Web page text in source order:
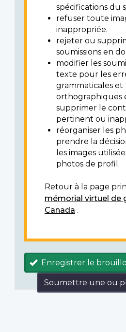
spécifications du
refuser toute
inappropriée.
rejeter ou
soumissions en
modifier les
texte pour les
grammaticales et
orthographiques
supprimer le
pertinent ou
réorganiser les
prendre la
les images
photos de profil.
Retour à la page
mémorial virtuel de
Canada .
Enregistrer le
Soumettre une ou